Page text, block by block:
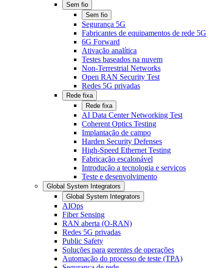
Sem fio
Sem fio
Segurança 5G
Fabricantes de equipamentos de rede 5G
6G Forward
Ativação analítica
Testes baseados na nuvem
Non-Terrestrial Networks
Open RAN Security Test
Redes 5G privadas
Rede fixa
Rede fixa
AI Data Center Networking Test
Coherent Optics Testing
Implantação de campo
Harden Security Defenses
High-Speed Ethernet Testing
Fabricação escalonável
Introdução a tecnologia e serviços
Teste e desenvolvimento
Global System Integrators
Global System Integrators
AIOps
Fiber Sensing
RAN aberta (O-RAN)
Redes 5G privadas
Public Safety
Soluções para gerentes de operações
Automação do processo de teste (TPA)